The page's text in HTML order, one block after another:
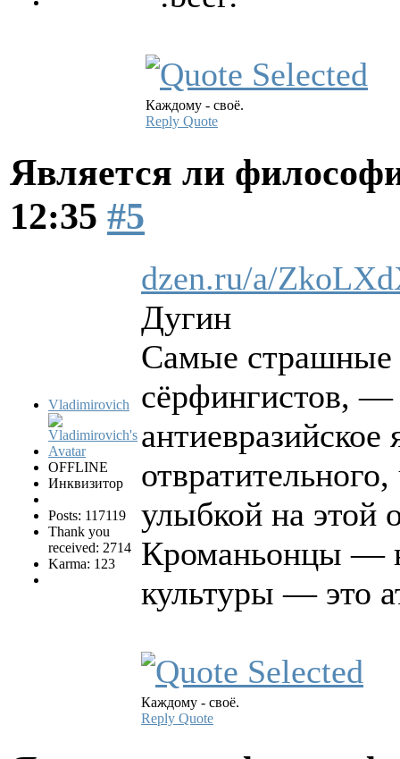
Каждому - своё.
Reply Quote
Является ли
12:35 #5
Vladimirovich
OFFLINE
Инквизитор
Posts: 117119
Thank you
received: 2714
Karma: 123
dzen.ru/a/
Дугин
Самые страшные
сёрфингистов, —
улыбкой на этой
Кроманьонцы —
культуры — это
Каждому - своё.
Reply Quote